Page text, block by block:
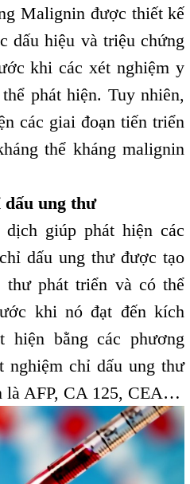
Malignin được thiết kế
dấu hiệu và triệu chứng
khi các xét nghiệm y
phát hiện. Tuy nhiên,
các giai đoạn tiến triển
thể kháng malignin
dấu ung thư
giúp phát hiện các
dấu ung thư được tạo
phát triển và có thể
khi nó đạt đến kích
bằng các phương
nghiệm chỉ dấu ung thư
là AFP, CA 125, CEA…